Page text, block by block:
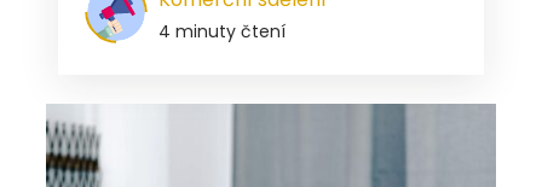
4 minuty čtení